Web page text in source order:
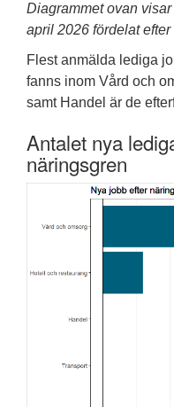
Diagrammet ovan
april 2026 fördelat
Flest anmälda lediga
fanns inom Vård och
samt Handel är de
Antalet nya
näringsgren